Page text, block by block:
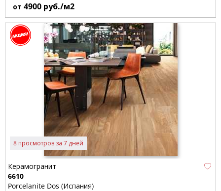
от 4900 руб./м2
8 просмотров за 7 дней
Керамогранит
6610
Porcelanite Dos (Испания)